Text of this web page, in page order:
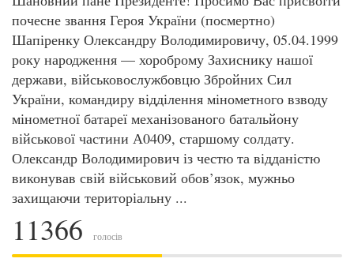
почесне звання Героя України (посмертно)
Шапіренку Олександру Володимировичу, 05.04.1999
року народження — хороброму Захиснику нашої
держави, військовослужбовцю Збройних Сил
України, командиру відділення мінометного взводу
мінометної батареї механізованого батальйону
військової частини А0409, старшому солдату.
Олександр Володимирович із честю та відданістю
виконував свій військовий обов’язок, мужньо
захищаючи територіальну ...
11366 голосів